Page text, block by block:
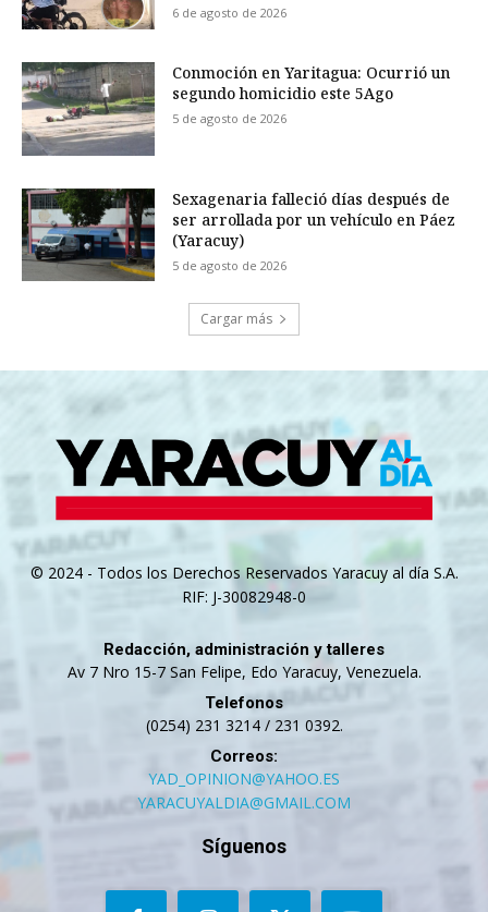
6 de agosto de 2026
Conmoción en Yaritagua: Ocurrió un
segundo homicidio este 5Ago
5 de agosto de 2026
Sexagenaria falleció días después de
ser arrollada por un vehículo en Páez
(Yaracuy)
5 de agosto de 2026
Cargar más
© 2024 - Todos los Derechos Reservados Yaracuy al día S.A.
RIF: J-30082948-0
Redacción, administración y talleres
Av 7 Nro 15-7 San Felipe, Edo Yaracuy, Venezuela.
Telefonos
(0254) 231 3214 / 231 0392.
Correos:
YAD_OPINION@YAHOO.ES
YARACUYALDIA@GMAIL.COM
Síguenos